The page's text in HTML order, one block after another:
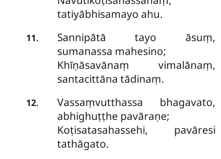
tatiyābhisamayo ahu.
11.
Sannipātā tayo āsuṃ,
sumanassa mahesino;
Khīṇāsavānaṃ vimalānaṃ,
santacittāna tādinaṃ.
12. Vassaṃvutthassa bhagavato,
abhighuṭṭhe pavāraṇe;
Koṭisatasahassehi, pavāresi
tathāgato.